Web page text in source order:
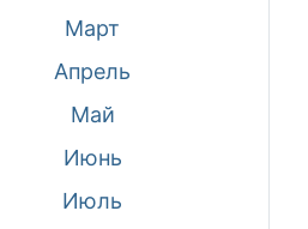
Март
Апрель
Май
Июнь
Июль